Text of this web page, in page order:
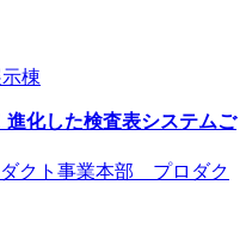
棟
化した検査表システムご
クト事業本部 プロダク